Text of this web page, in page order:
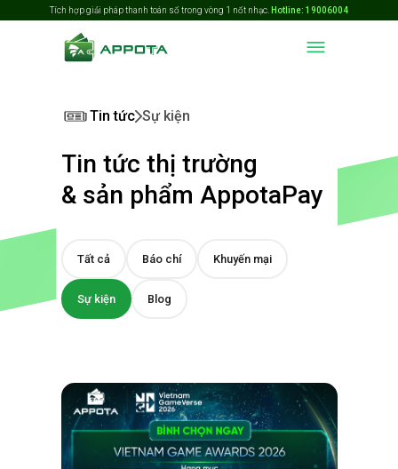
Tích hợp giải pháp thanh toán số trong vòng 1 nốt nhạc. Hotline: 19006004
Tin tức Sự kiện
Tin tức thị trường
& sản phẩm AppotaPay
Tất cả Báo chí Khuyến mại
Sự kiện Blog